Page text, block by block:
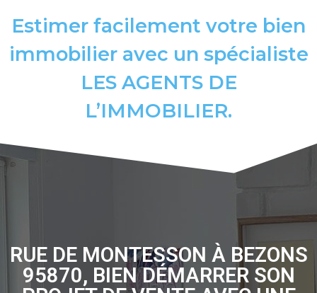
Estimer facilement votre bien
immobilier avec un spécialiste
LES AGENTS DE
L’IMMOBILIER.
RUE DE MONTESSON À BEZONS
95870, BIEN DÉMARRER SON